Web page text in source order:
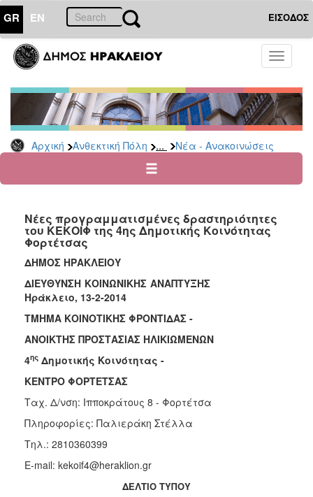
GR EN ΕΙΣΟΔΟΣ
Toggle
Αρχική Ανθεκτική Πόλη ... Νέα - Ανακοινώσεις
ΑΝΘΕΚΤΙΚΗ
ΠΟΛΗ
Κοινωνική
Πολιτική
Νέα
Ανακοινώσεις
για
Οικονομική
Αδυναμία
&
Καταστροφές
Κοινοτικής
Φροντίδας
Δημιουργικής
Απασχόλησης
(Κ.Δ.Α.Π.)
Κέντρα
Ημερήσιας
Νέες προγραμματισμένες δραστηριότητες
του ΚΕΚΟΙΦ της 4ης Δημοτικής Κοινότητας
Φορτέτσας
ΔΗΜΟΣ ΗΡΑΚΛΕΙΟΥ
ΔΙΕΥΘΥΝΣΗ ΚΟΙΝΩΝΙΚΗΣ ΑΝΑΠΤΥΞΗΣ
Ηράκλειο, 13-2-2014
ΤΜΗΜΑ ΚΟΙΝΟΤΙΚΗΣ ΦΡΟΝΤΙΔΑΣ -
ΑΝΟΙΚΤΗΣ ΠΡΟΣΤΑΣΙΑΣ ΗΛΙΚΙΩΜΕΝΩΝ
4ης Δημοτικής Κοινότητας -
ΚΕΝΤΡΟ ΦΟΡΤΕΤΣΑΣ
Ταχ. Δ/νση: Ιπποκράτους 8 - Φορτέτσα
Πληροφορίες: Παλιεράκη Στέλλα
Τηλ.: 2810360399
E-mail: kekoif4@heraklion.gr
ΔΕΛΤΙΟ ΤΥΠΟΥ